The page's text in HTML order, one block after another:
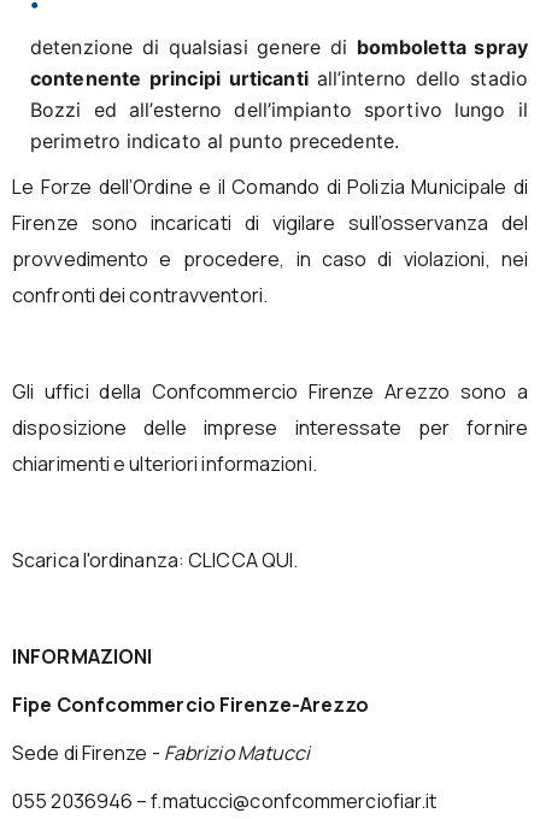
detenzione di qualsiasi genere di bomboletta spray
contenente principi urticanti all’interno dello stadio
Bozzi ed all’esterno dell’impianto sportivo lungo il
perimetro indicato al punto precedente.
Le Forze dell’Ordine e il Comando di Polizia Municipale di
Firenze sono incaricati di vigilare sull’osservanza del
provvedimento e procedere, in caso di violazioni, nei
confronti dei contravventori.
Gli uffici della Confcommercio Firenze Arezzo sono a
disposizione delle imprese interessate per fornire
chiarimenti e ulteriori informazioni.
Scarica l'ordinanza: CLICCA QUI.
INFORMAZIONI
Fipe Confcommercio Firenze-Arezzo
Sede di Firenze - Fabrizio Matucci
055 2036946 – f.matucci@confcommerciofiar.it